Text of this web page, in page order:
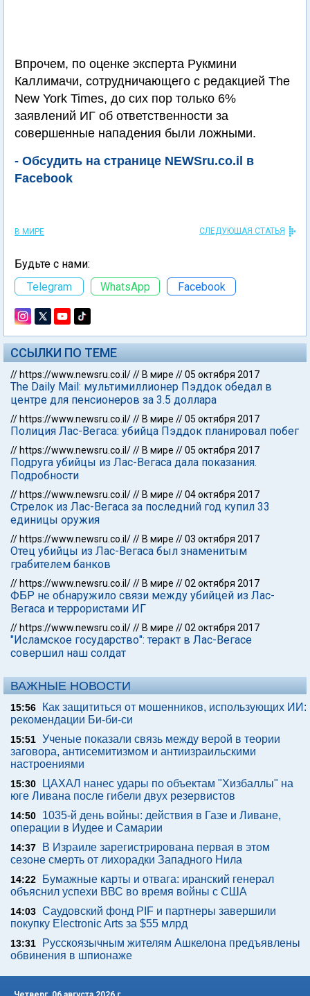
Впрочем, по оценке эксперта Рукмини
Каллимачи, сотрудничающего с редакцией The
New York Times, до сих пор только 6%
заявлений ИГ об ответственности за
совершенные нападения были ложными.
- Обсудить на странице NEWSru.co.il в
Facebook
В МИРЕ СЛЕДУЮЩАЯ СТАТЬЯ
Будьте с нами:
Telegram
WhatsApp Facebook
ССЫЛКИ ПО ТЕМЕ
// https://www.newsru.co.il/// В мире //05 октября 2017
The Daily Mail: мультимиллионер Пэддок обедал в
центре для пенсионеров за 3.5 доллара
// https://www.newsru.co.il/// В мире //05 октября 2017
Полиция Лас-Вегаса: убийца Пэддок планировал побег
// https://www.newsru.co.il/// В мире //05 октября 2017
Подруга убийцы из Лас-Вегаса дала показания.
Подробности
// https://www.newsru.co.il/// В мире //04 октября 2017
Стрелок из Лас-Вегаса за последний год купил 33
единицы оружия
// https://www.newsru.co.il/// В мире //03 октября 2017
Отец убийцы из Лас-Вегаса был знаменитым
грабителем банков
// https://www.newsru.co.il/// В мире //02 октября 2017
ФБР не обнаружило связи между убийцей из Лас-
Вегаса и террористами ИГ
// https://www.newsru.co.il/// В мире //02 октября 2017
"Исламское государство": теракт в Лас-Вегасе
совершил наш солдат
ВАЖНЫЕ НОВОСТИ
15:56
Как защититься от мошенников, использующих ИИ:
рекомендации Би-би-си
15:51 Ученые показали связь между верой в теории
заговора, антисемитизмом и антиизраильскими
настроениями
15:30
ЦАХАЛ нанес удары по объектам "Хизбаллы" на
юге Ливана после гибели двух резервистов
14:50
1035-й день войны: действия в Газе и Ливане,
операции в Иудее и Самарии
14:37
В Израиле зарегистрирована первая в этом
сезоне смерть от лихорадки Западного Нила
14:22
Бумажные карты и отвага: иранский генерал
объяснил успехи ВВС во время войны с США
14:03 Саудовский фонд PIF и партнеры завершили
покупку Electronic Arts за $55 млрд
13:31
Русскоязычным жителям Ашкелона предъявлены
обвинения в шпионаже